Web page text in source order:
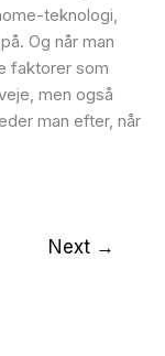
teknologi,
Og når man
faktorer som
men også
man efter, når
Next →